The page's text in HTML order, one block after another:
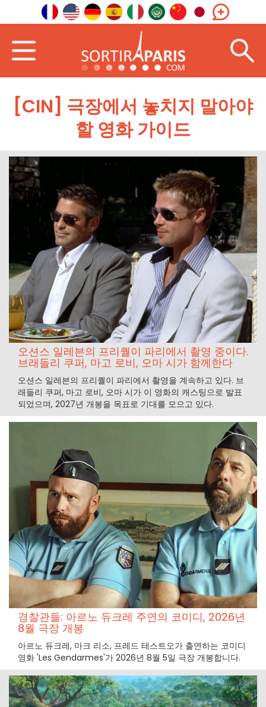
[CIN] 극장에서 놓치지 말아야
할 영화 가이드
오션스 일레븐의 프리퀄이 파리에서 촬영 중이다.
브래들리 쿠퍼, 마고 로비, 오마 시가 함께한다
오션스 일레븐의 프리퀄이 파리에서 촬영을 계속하고 있다. 브
래들리 쿠퍼, 마고 로비, 오마 시가 이 영화의 캐스팅으로 발표
되었으며, 2027년 개봉을 목표로 기대를 모으고 있다.
경찰관들: 아르노 듀크레 주연의 코미디, 2026년
8월 극장 개봉
아르노 듀크레, 마크 리소, 프레드 테스트오가 출연하는 코미디
영화 'Les Gendarmes'가 2026년 8월 5일 극장 개봉합니다.